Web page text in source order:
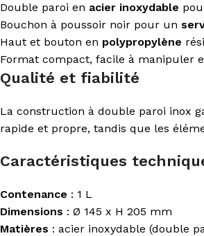
Double paroi en acier inoxydable
Bouchon à poussoir noir pour un
Haut et bouton en polypropylène
Format compact, facile à manipuler
Qualité et fiabilité
La construction à double paroi inox
rapide et propre, tandis que les
Caractéristiques
Contenance : 1 L
Dimensions : Ø 145 x H 205 mm
Matières : acier inoxydable (double